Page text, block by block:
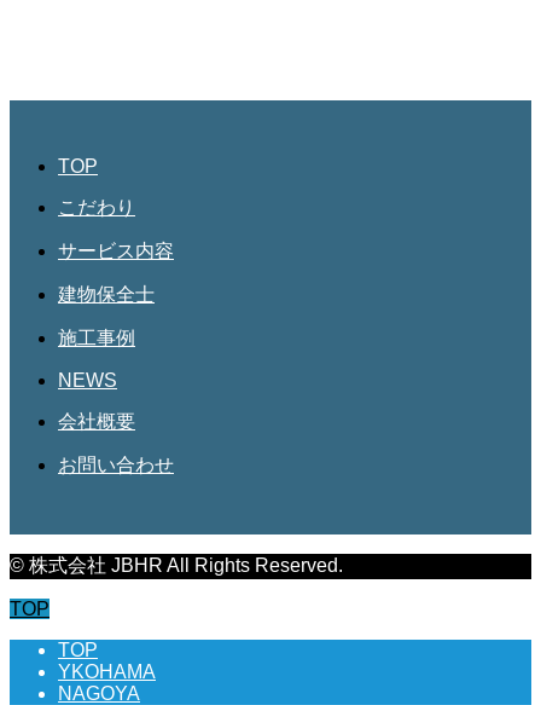
TOP
こだわり
サービス内容
建物保全士
施工事例
NEWS
会社概要
お問い合わせ
© 株式会社 JBHR All Rights Reserved.
TOP
TOP
YKOHAMA
NAGOYA